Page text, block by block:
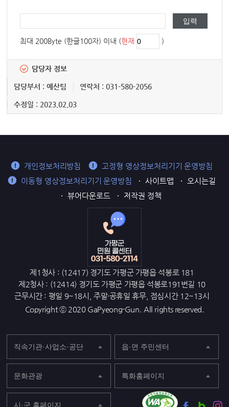
최대 200Byte (한글100자) 이내 (현재 )
담당자 정보
담당부서 : 예산팀 연락처 : 031-580-2056
수정일 : 2023.02.03
개인정보처리방침
고정형 영상정보처리기기 운영방침
이동형 영상정보처리기기 운영방침
사이트맵
오시는길
뷰어다운로드
저작권 정책
제1청사 : (12417) 경기도 가평군 가평읍 석봉로 181
제2청사 : (12414) 경기도 가평군 가평읍 석봉로191번길 10
근무시간 : 평일 9~18시, 주말·공휴일 휴무, 점심시간 12~13시
Copyright ⓒ 2020 GaPyeong-Gun. All rights reserved.
직속기관·사업소·공단 읍·면 주민센터
문화관광 특화홈페이지
시·군 홈페이지